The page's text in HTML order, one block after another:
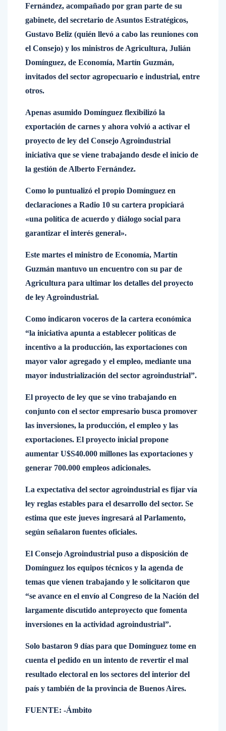
Fernández, acompañado por gran parte de su
gabinete, del secretario de Asuntos Estratégicos,
Gustavo Beliz (quién llevó a cabo las reuniones con
el Consejo) y los ministros de Agricultura, Julián
Domínguez, de Economía, Martín Guzmán,
invitados del sector agropecuario e industrial, entre
otros.
Apenas asumido Domínguez flexibilizó la
exportación de carnes y ahora volvió a activar el
proyecto de ley del Consejo Agroindustrial
iniciativa que se viene trabajando desde el inicio de
la gestión de Alberto Fernández.
Como lo puntualizó el propio Domínguez en
declaraciones a Radio 10 su cartera propiciará
«una política de acuerdo y diálogo social para
garantizar el interés general».
Este martes el ministro de Economía, Martín
Guzmán mantuvo un encuentro con su par de
Agricultura para ultimar los detalles del proyecto
de ley Agroindustrial.
Como indicaron voceros de la cartera económica
“la iniciativa apunta a establecer políticas de
incentivo a la producción, las exportaciones con
mayor valor agregado y el empleo, mediante una
mayor industrialización del sector agroindustrial”.
El proyecto de ley que se vino trabajando en
conjunto con el sector empresario busca promover
las inversiones, la producción, el empleo y las
exportaciones. El proyecto inicial propone
aumentar U$S40.000 millones las exportaciones y
generar 700.000 empleos adicionales.
La expectativa del sector agroindustrial es fijar vía
ley reglas estables para el desarrollo del sector. Se
estima que este jueves ingresará al Parlamento,
según señalaron fuentes oficiales.
El Consejo Agroindustrial puso a disposición de
Domínguez los equipos técnicos y la agenda de
temas que vienen trabajando y le solicitaron que
“se avance en el envío al Congreso de la Nación del
largamente discutido anteproyecto que fomenta
inversiones en la actividad agroindustrial”.
Solo bastaron 9 días para que Domínguez tome en
cuenta el pedido en un intento de revertir el mal
resultado electoral en los sectores del interior del
país y también de la provincia de Buenos Aires.
FUENTE: -Ámbito